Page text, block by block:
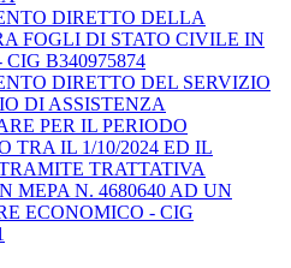
DIRETTO DELLA
FOGLI DI STATO CIVILE IN
B340975874
DIRETTO DEL SERVIZIO
DI ASSISTENZA
PER IL PERIODO
TRA IL 1/10/2024 ED IL
TRATTATIVA
MEPA N. 4680640 AD UN
ECONOMICO - CIG